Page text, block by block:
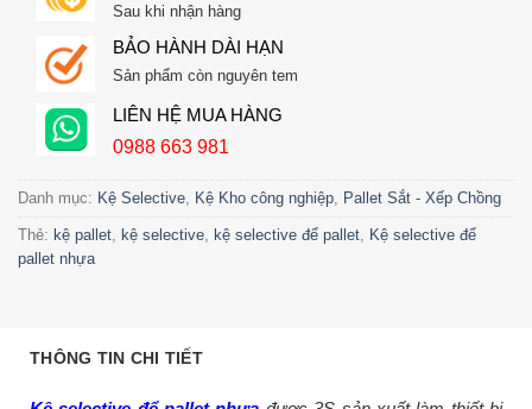
Sau khi nhận hàng
BẢO HÀNH DÀI HẠN
Sản phẩm còn nguyên tem
LIÊN HỆ MUA HÀNG
0988 663 981
Danh mục: Kệ Selective, Kệ Kho công nghiệp, Pallet Sắt - Xếp Chồng
Thẻ: kệ pallet, kệ selective, kệ selective để pallet, Kệ selective để
pallet nhựa
THÔNG TIN CHI TIẾT